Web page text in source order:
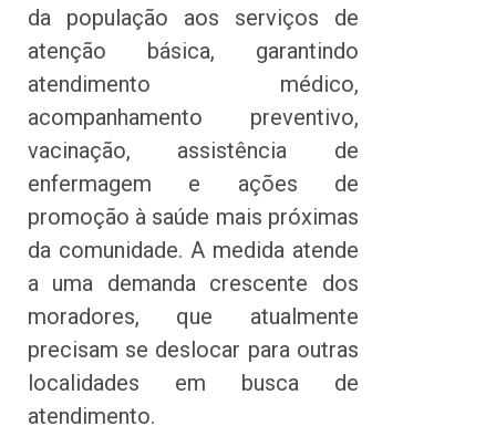
da população aos serviços de
atenção básica, garantindo
atendimento médico,
acompanhamento preventivo,
vacinação, assistência de
enfermagem e ações de
promoção à saúde mais próximas
da comunidade. A medida atende
a uma demanda crescente dos
moradores, que atualmente
precisam se deslocar para outras
localidades em busca de
atendimento.